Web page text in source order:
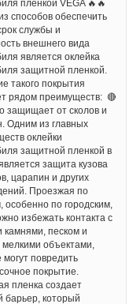
пленкой VEGA 🔥🔥
способов обеспечить
службы и
внешнего вида
является оклейка
защитной пленкой.
такого покрытия
рядом преимуществ: 🔴
защищает от сколов и
Одним из главных
оклейки
защитной пленкой в
защита кузова
царапин и других
Проезжая по
особенно по городским,
избежать контакта с
камнями, песком и
мелкими объектами,
могут повредить
покрытие.
пленка создает
барьер, который